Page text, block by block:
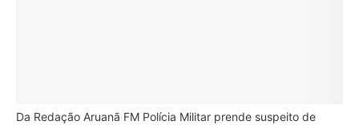
Da Redação Aruanã FM Polícia Militar prende suspeito de